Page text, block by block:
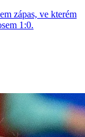
zápas, ve kterém
1:0.